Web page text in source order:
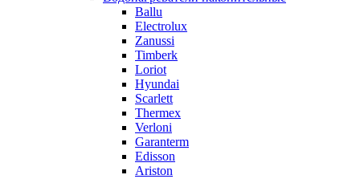
Ballu
Electrolux
Zanussi
Timberk
Loriot
Hyundai
Scarlett
Thermex
Verloni
Garanterm
Edisson
Ariston